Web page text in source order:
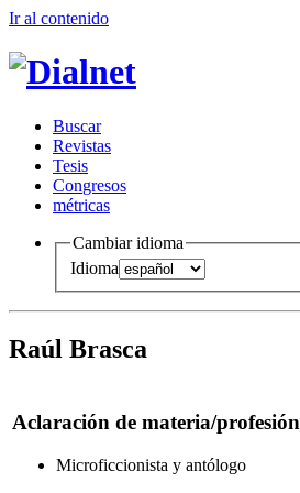
Ir al contenido
Buscar
Revistas
Tesis
Congresos
métricas
Cambiar idioma
Idioma
Raúl Brasca
Aclaración de materia/profesión
Microficcionista y antólogo